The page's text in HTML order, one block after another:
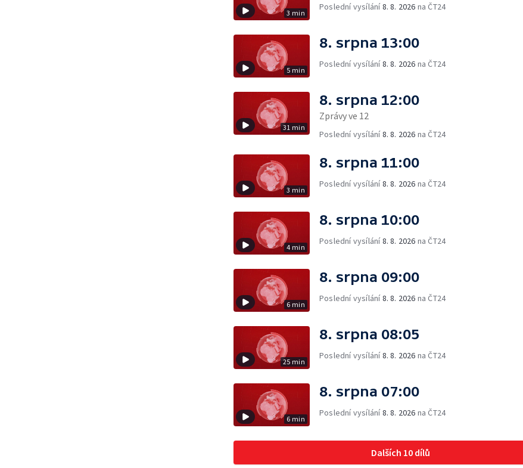
3 min
Poslední vysílání8. 8. 2026 na ČT24
5 min
8. srpna 13:00
Poslední vysílání8. 8. 2026 na ČT24
31 min
8. srpna 12:00
Zprávy ve 12
Poslední vysílání8. 8. 2026 na ČT24
3 min
8. srpna 11:00
Poslední vysílání8. 8. 2026 na ČT24
4 min
8. srpna 10:00
Poslední vysílání8. 8. 2026 na ČT24
6 min
8. srpna 09:00
Poslední vysílání8. 8. 2026 na ČT24
25 min
8. srpna 08:05
Poslední vysílání8. 8. 2026 na ČT24
6 min
8. srpna 07:00
Poslední vysílání8. 8. 2026 na ČT24
Dalších 10 dílů